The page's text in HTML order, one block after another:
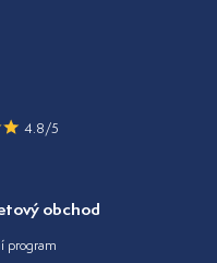
4.8/5
obchod
program